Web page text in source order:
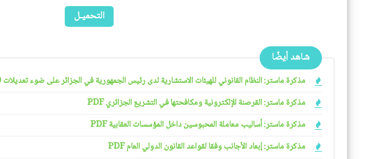
التحميـل
شاهد أيضًا
مذكرة ماستر: النظام القانوني للهيئات الاستشارية لدى رئيس الجمهورية في الجزائر على ضوء تعديلات 2020 PDF
مذكرة ماستر: القرصنة الإلكترونية ومكافحتها في التشريع الجزائري PDF
مذكرة ماستر: أساليب معاملة المحبوسين داخل المؤسسات العقابية PDF
مذكرة ماستر: إبعاد الأجانب وفقا لقواعد القانون الدولي العام PDF